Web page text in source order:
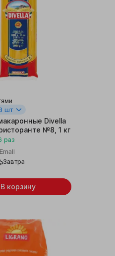
шт
Divella
№8, 1 кг
раз
Emall
Завтра
В корзину